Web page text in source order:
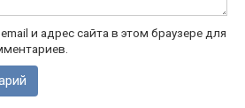
и адрес сайта в этом браузере для